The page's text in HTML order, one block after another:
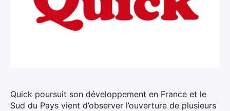
Quick poursuit son développement en France et le
Sud du Pays vient d’observer l’ouverture de plusieurs